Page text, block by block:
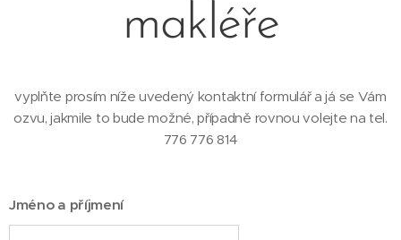
makléře
vyplňte prosím níže uvedený kontaktní formulář a já se Vám
ozvu, jakmile to bude možné, případně rovnou volejte na tel.
776 776 814
Jméno a příjmení